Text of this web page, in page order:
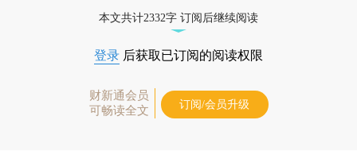
本文共计2332字 订阅后继续阅读
登录 后获取已订阅的阅读权限
财新通会员
可畅读全文
订阅/会员升级